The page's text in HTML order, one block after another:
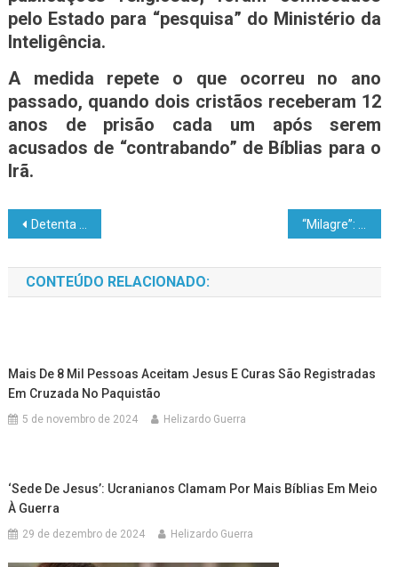
pelo Estado para “pesquisa” do Ministério da
Inteligência.
A medida repete o que ocorreu no ano
passado, quando dois cristãos receberam 12
anos de prisão cada um após serem
acusados de “contrabando” de Bíblias para o
Irã.
Detenta é batizada e lidera louvor em prisão nos EUA: ‘Creio no Salvador’ “Milagre”: Família é encontrada viva após quase 12 dias sob escombros na Venezuela
CONTEÚDO RELACIONADO:
Mais De 8 Mil Pessoas Aceitam Jesus E Curas São Registradas
Em Cruzada No Paquistão
5 de novembro de 2024 Helizardo Guerra
‘Sede De Jesus’: Ucranianos Clamam Por Mais Bíblias Em Meio
À Guerra
29 de dezembro de 2024 Helizardo Guerra